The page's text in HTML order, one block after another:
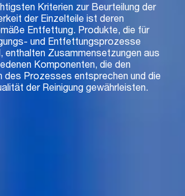
Kriterien zur Beurteilung der
der Einzelteile ist deren
Entfettung. Produkte, die für
und Entfettungsprozesse
enthalten Zusammensetzungen aus
Komponenten, die den
des Prozesses entsprechen und die
der Reinigung gewährleisten.